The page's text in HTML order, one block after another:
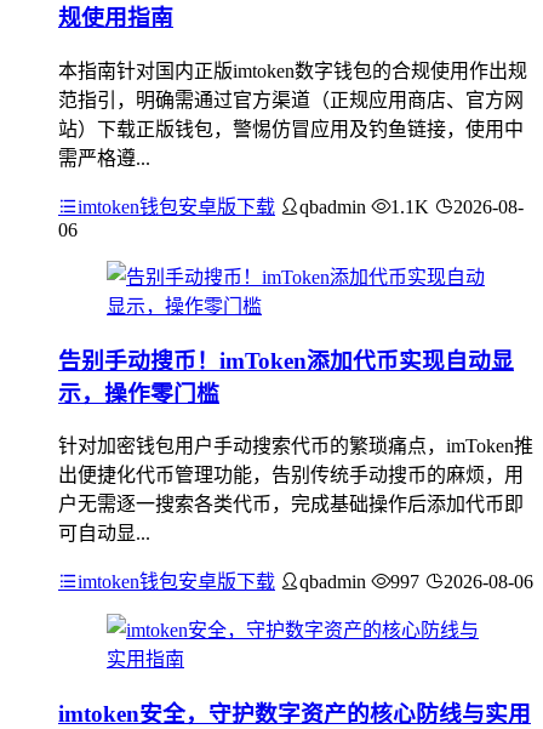
规使用指南
本指南针对国内正版imtoken数字钱包的合规使用作出规
范指引，明确需通过官方渠道（正规应用商店、官方网
站）下载正版钱包，警惕仿冒应用及钓鱼链接，使用中
需严格遵...
imtoken钱包安卓版下载 qbadmin 1.1K
2026-08-
06
告别手动搜币！imToken添加代币实现自动显
示，操作零门槛
针对加密钱包用户手动搜索代币的繁琐痛点，imToken推
出便捷化代币管理功能，告别传统手动搜币的麻烦，用
户无需逐一搜索各类代币，完成基础操作后添加代币即
可自动显...
imtoken钱包安卓版下载 qbadmin 997 2026-08-06
imtoken安全，守护数字资产的核心防线与实用